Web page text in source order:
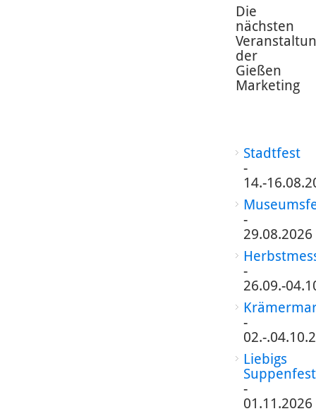
Die
nächsten
der
Gießen
Marketing
Stadtfest
-
14.-
-
29.08.2026
-
26.09.-
-
02.-
Liebigs
Suppenfest
-
01.11.2026